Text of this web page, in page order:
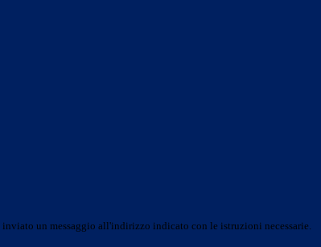
inviato un messaggio all'indirizzo indicato con le istruzioni necessarie.